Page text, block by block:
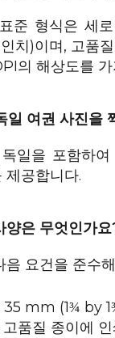
준 형식은 세
인치)이며, 고품
의 해상도를 가
여권 사진을
일을 포함하여
제공합니다.
양은 무엇인가요
요건을 준수
mm (1¾ by 1
품질 종이에 인